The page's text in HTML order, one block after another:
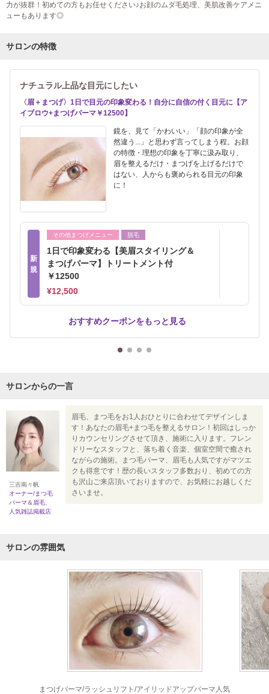
力が抜群！初めての方もお任せください♪お顔のムダ毛処理、美肌改善ケアメニ
ューもあります◎
サロンの特徴
ナチュラル上品な目元にしたい
〈眉＋まつげ〉1日で目元の印象変わる！自分に自信の付く目元に【ア
イブロウ+まつげパーマ￥12500】
鏡を、見て「かわいい」「顔の印象が全
然違う...」と思わず言ってしまう程。お顔
の特徴・理想の印象を丁寧に汲み取り、
眉を整えるだけ・まつげを上げるだけで
はない、人からも褒められる目元の印象
に！
新
規
その他まつげメニュー 脱毛
1日で印象変わる【美眉スタイリング＆
まつげパーマ】トリートメント付
￥12500
¥12,500
おすすめクーポンをもっと見る
サロンからの一言
三吉南々帆
オーナー/まつ毛
パーマ＆眉毛、
人気雑誌掲載店
眉毛、まつ毛をお1人おひとりに合わせてデザインしま
す！あなたの眉毛+まつ毛を整えるサロン！初回はしっか
りカウンセリングさせて頂き、施術に入ります。フレン
ドリーなスタッフと、落ち着く音楽、個室空間で癒され
ながらの施術。まつ毛パーマ、眉毛も人気ですがマツエ
クも得意です！歴の長いスタッフ多数おり、初めての方
も沢山ご来店頂いておりますので、お気軽にお越しくだ
さいませ。
サロンの雰囲気
まつげパーマ/ラッシュリフト/アイリッドアップパーマ人気